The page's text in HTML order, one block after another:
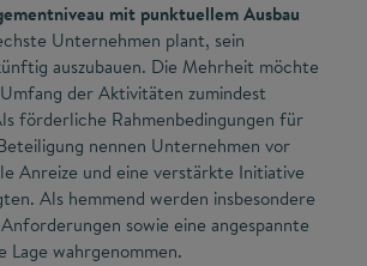
mit punktuellem Ausbau
Unternehmen plant, sein
auszubauen. Die Mehrheit möchte
der Aktivitäten zumindest
förderliche Rahmenbedingungen für
nennen Unternehmen vor
Anreize und eine verstärkte Initiative
Als hemmend werden insbesondere
sowie eine angespannte
wahrgenommen.